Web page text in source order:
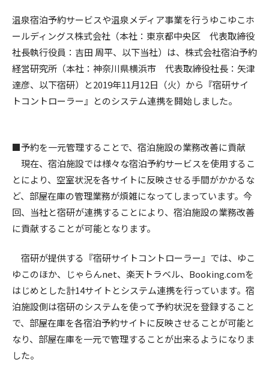
温泉宿泊予約サービスや温泉メディア事業を行うゆこゆこホ
ールディングス株式会社（本社：東京都中央区 代表取締役
社長執行役員：吉田 周平、以下当社）は、株式会社宿泊予約
経営研究所（本社：神奈川県横浜市 代表取締役社長：矢津
達彦、以下宿研）と2019年11月12日（火）から『宿研サイ
トコントローラー』とのシステム連携を開始しました。
■予約を一元管理することで、宿泊施設の業務改善に貢献
現在、宿泊施設では様々な宿泊予約サービスを使用するこ
とにより、空室状況を各サイトに反映させる手間がかかるな
ど、部屋在庫の管理業務が煩雑になってしまっています。今
回、当社と宿研が連携することにより、宿泊施設の業務改善
に貢献することが可能となります。
宿研が提供する『宿研サイトコントローラー』では、ゆこ
ゆこのほか、じゃらんnet、楽天トラベル、Booking.comを
はじめとした計14サイトとシステム連携を行っています。宿
泊施設側は宿研のシステムを使って予約状況を登録すること
で、部屋在庫を各宿泊予約サイトに反映させることが可能と
なり、部屋在庫を一元で管理することが出来るようになりま
した。